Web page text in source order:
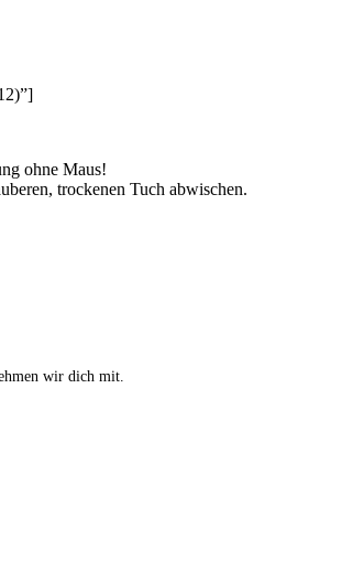
ohne Maus!
trockenen Tuch abwischen.
wir dich mit.